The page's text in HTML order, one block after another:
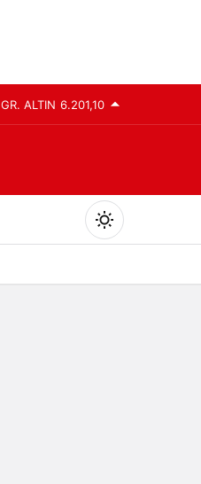
GR. ALTIN 6.201,10
Mod
değiştir